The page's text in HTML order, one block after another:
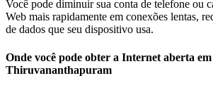
Você pode diminuir sua conta de telefone ou
Web mais rapidamente em conexões lentas,
de dados que seu dispositivo usa.
Onde você pode obter a Internet aberta em
Thiruvananthapuram